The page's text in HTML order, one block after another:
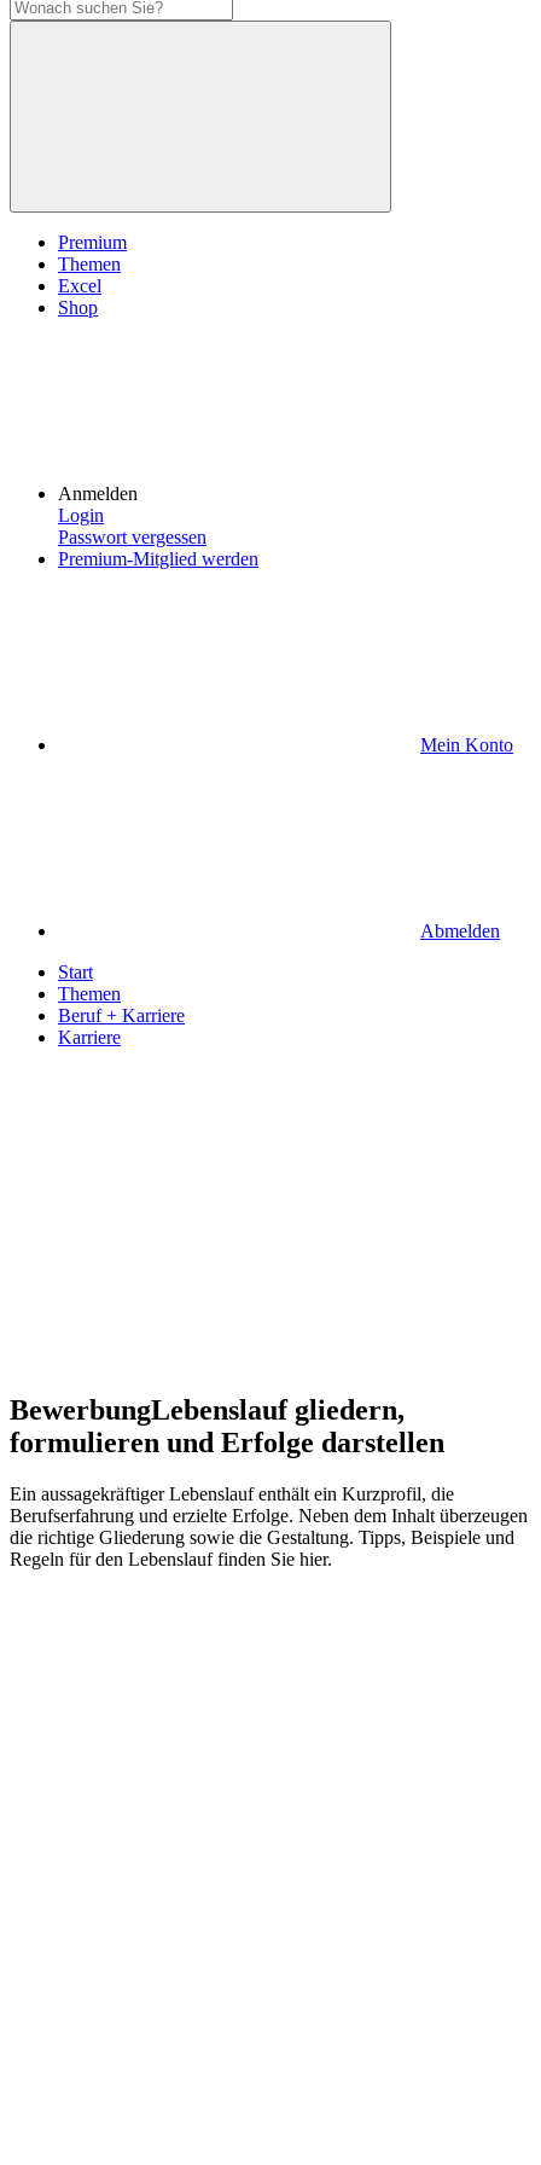
Premium
Themen
Excel
Shop
Anmelden
Login
Passwort vergessen
Premium-Mitglied werden
Mein Konto
Abmelden
Start
Themen
Beruf + Karriere
Karriere
BewerbungLebenslauf gliedern,
formulieren und Erfolge darstellen
Ein aussagekräftiger Lebenslauf enthält ein Kurzprofil, die
Berufserfahrung und erzielte Erfolge. Neben dem Inhalt überzeugen
die richtige Gliederung sowie die Gestaltung. Tipps, Beispiele und
Regeln für den Lebenslauf finden Sie hier.